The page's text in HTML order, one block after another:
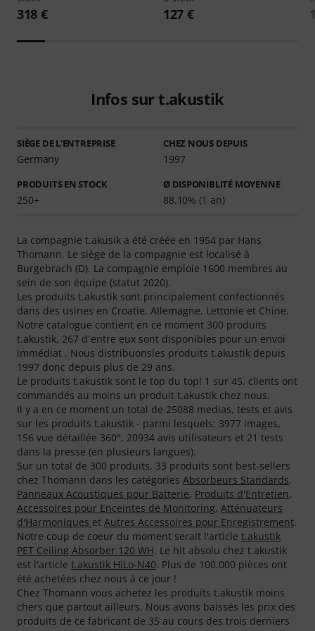
318 € 127 €
Infos sur t.akustik
SIÈGE DE L'ENTREPRISE
Germany
CHEZ NOUS DEPUIS
1997
PRODUITS EN STOCK
250+
Ø DISPONIBLITÉ MOYENNE
88.10% (1 an)
La compagnie t.akusik a été créée en 1954 par Hans
Thomann. Le siège de la compagnie est localisé à
Burgebrach (D). La compagnie emploie 1600 membres au
sein de son équipe (statut 2020).
Les produits t.akustik sont principalement confectionnés
dans des usines en Croatie, Allemagne, Lettonie et Chine.
Notre catalogue contient en ce moment 300 produits
t.akustik, 267 d´entre eux sont disponibles pour un envoi
immédiat . Nous distribuonsles produits t.akustik depuis
1997 donc depuis plus de 29 ans.
Le produits t.akustik sont le top du top! 1 sur 45. clients ont
commandés au moins un produit t.akustik chez nous.
Il y a en ce moment un total de 25088 medias, tests et avis
sur les produits t.akustik - parmi lesquels: 3977 images,
156 vue détaillée 360°, 20934 avis utilisateurs et 21 tests
dans la presse (en plusieurs langues).
Sur un total de 300 produits, 33 produits sont best-sellers
chez Thomann dans les catégories Absorbeurs Standards,
Panneaux Acoustiques pour Batterie, Produits d'Entretien,
Accessoires pour Enceintes de Monitoring, Atténuateurs
d'Harmoniques et Autres Accessoires pour Enregistrement.
Notre coup de coeur du moment serait l'article t.akustik
PET Ceiling Absorber 120 WH. Le hit absolu chez t.akustik
est l'article t.akustik HiLo-N40. Plus de 100.000 pièces ont
été achetées chez nous à ce jour !
Chez Thomann vous achetez les produits t.akustik moins
chers que partout ailleurs. Nous avons baissés les prix des
produits de ce fabricant de 35 au cours des trois derniers